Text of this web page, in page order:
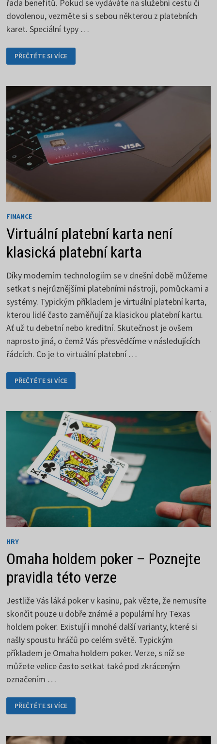
řada benefitů. Pokud se vydáváte na služební cestu či
dovolenou, vezměte si s sebou některou z platebních
karet. Speciální typy …
PLATEBNÍ
KARTY
VHODNÉ
PŘEČTĚTE SI VÍCE
FINANCE
Virtuální platební karta není
klasická platební karta
Díky moderním technologiím se v dnešní době můžeme
setkat s nejrůznějšími platebními nástroji, pomůckami a
systémy. Typickým příkladem je virtuální platební karta,
kterou lidé často zaměňují za klasickou platební kartu.
Ať už tu debetní nebo kreditní. Skutečnost je ovšem
naprosto jiná, o čemž Vás přesvědčíme v následujících
řádcích. Co je to virtuální platební …
VIRTUÁLNÍ
PLATEBNÍ
KARTA
PLATEBNÍ
KARTA
PŘEČTĚTE SI VÍCE
HRY
Omaha holdem poker – Poznejte
pravidla této verze
Jestliže Vás láká poker v kasinu, pak vězte, že nemusíte
skončit pouze u dobře známé a populární hry Texas
holdem poker. Existují i mnohé další varianty, které si
našly spoustu hráčů po celém světě. Typickým
příkladem je Omaha holdem poker. Verze, s níž se
můžete velice často setkat také pod zkráceným
označením …
OMAHA
HOLDEM
POKER
PRAVIDLA
PŘEČTĚTE SI VÍCE